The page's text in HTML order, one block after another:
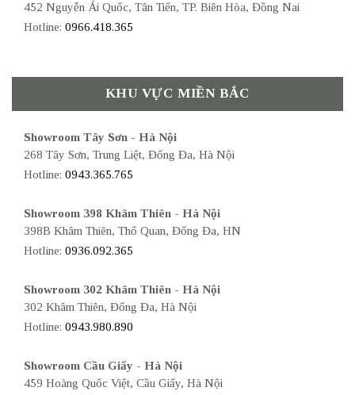
452 Nguyễn Ái Quốc, Tân Tiến, TP. Biên Hòa, Đồng Nai
Hotline: 0966.418.365
KHU VỰC MIỀN BẮC
Showroom Tây Sơn - Hà Nội
268 Tây Sơn, Trung Liệt, Đống Đa, Hà Nội
Hotline: 0943.365.765
Showroom 398 Khâm Thiên - Hà Nội
398B Khâm Thiên, Thổ Quan, Đống Đa, HN
Hotline: 0936.092.365
Showroom 302 Khâm Thiên - Hà Nội
302 Khâm Thiên, Đống Đa, Hà Nội
Hotline: 0943.980.890
Showroom Cầu Giấy - Hà Nội
459 Hoàng Quốc Việt, Cầu Giấy, Hà Nội